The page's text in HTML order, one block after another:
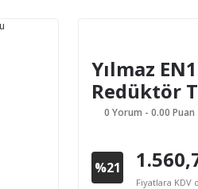
Yılmaz
Redüktör
0 Yorum - 0.00 Puan
%21
Fiyatlara KDV